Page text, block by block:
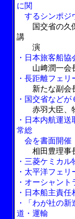
に関
するシンポジ
国交省の久
講
演
・日本旅客船
山﨑潤一会
・長距離フェ
新たな副会
・国交省など
赤羽大臣、
・日本内航運
常総
会を書面開催
相田豊理事
・三菱ケミカ
・太平洋フェ
・オーシャン
・日本船主責
・「わが社の
道・運輸